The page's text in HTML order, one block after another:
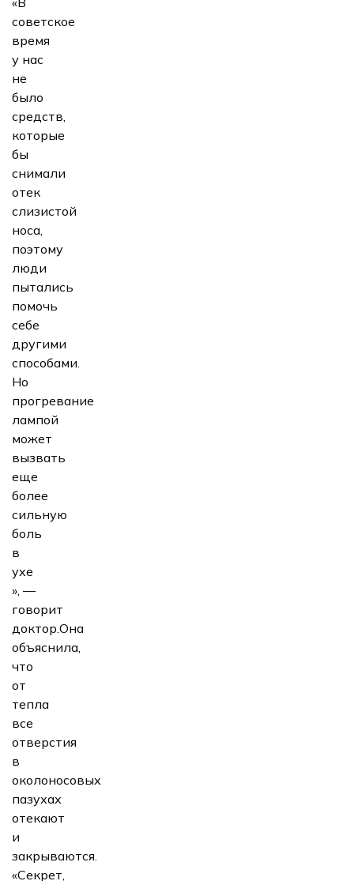
советское
время
у нас
не
было
средств,
которые
бы
снимали
отек
слизистой
носа,
поэтому
люди
пытались
помочь
себе
другими
способами.
Но
прогревание
лампой
может
вызвать
еще
более
сильную
боль
в
ухе
», —
говорит
доктор.Она
объяснила,
что
от
тепла
все
отверстия
в
околоносовых
пазухах
отекают
и
закрываются.
«Секрет,